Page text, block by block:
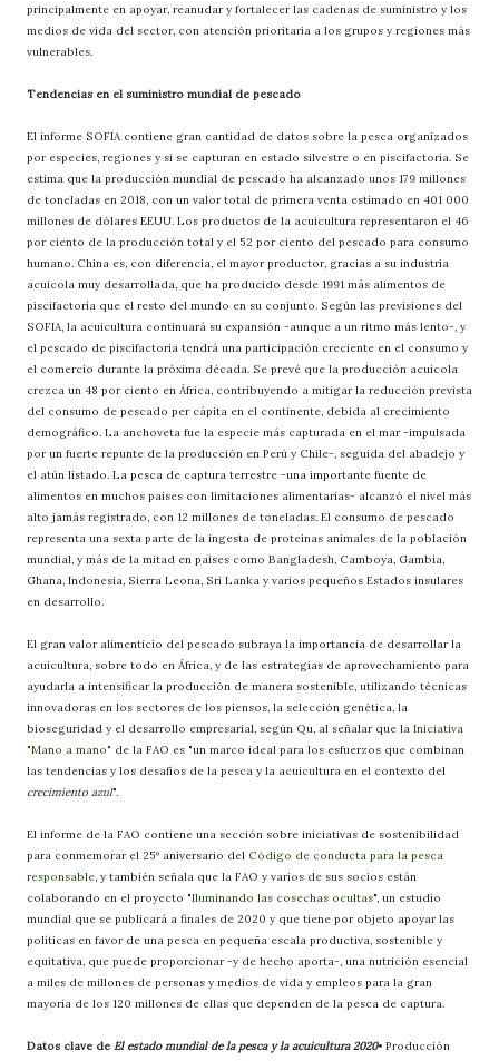
principalmente en apoyar, reanudar y fortalecer las cadenas de suministro y los
medios de vida del sector, con atención prioritaria a los grupos y regiones más
vulnerables.
Tendencias en el suministro mundial de pescado
El informe SOFIA contiene gran cantidad de datos sobre la pesca organizados
por especies, regiones y si se capturan en estado silvestre o en piscifactoría. Se
estima que la producción mundial de pescado ha alcanzado unos 179 millones
de toneladas en 2018, con un valor total de primera venta estimado en 401 000
millones de dólares EEUU. Los productos de la acuicultura representaron el 46
por ciento de la producción total y el 52 por ciento del pescado para consumo
humano. China es, con diferencia, el mayor productor, gracias a su industria
acuícola muy desarrollada, que ha producido desde 1991 más alimentos de
piscifactoría que el resto del mundo en su conjunto. Según las previsiones del
SOFIA, la acuicultura continuará su expansión -aunque a un ritmo más lento-, y
el pescado de piscifactoría tendrá una participación creciente en el consumo y
el comercio durante la próxima década. Se prevé que la producción acuícola
crezca un 48 por ciento en África, contribuyendo a mitigar la reducción prevista
del consumo de pescado per cápita en el continente, debida al crecimiento
demográfico. La anchoveta fue la especie más capturada en el mar -impulsada
por un fuerte repunte de la producción en Perú y Chile-, seguida del abadejo y
el atún listado. La pesca de captura terrestre -una importante fuente de
alimentos en muchos países con limitaciones alimentarias- alcanzó el nivel más
alto jamás registrado, con 12 millones de toneladas. El consumo de pescado
representa una sexta parte de la ingesta de proteínas animales de la población
mundial, y más de la mitad en países como Bangladesh, Camboya, Gambia,
Ghana, Indonesia, Sierra Leona, Sri Lanka y varios pequeños Estados insulares
en desarrollo.
El gran valor alimenticio del pescado subraya la importancia de desarrollar la
acuicultura, sobre todo en África, y de las estrategias de aprovechamiento para
ayudarla a intensificar la producción de manera sostenible, utilizando técnicas
innovadoras en los sectores de los piensos, la selección genética, la
bioseguridad y el desarrollo empresarial, según Qu, al señalar que la Iniciativa
"Mano a mano" de la FAO es "un marco ideal para los esfuerzos que combinan
las tendencias y los desafíos de la pesca y la acuicultura en el contexto del
crecimiento azul".
El informe de la FAO contiene una sección sobre iniciativas de sostenibilidad
para conmemorar el 25º aniversario del Código de conducta para la pesca
responsable , y también señala que la FAO y varios de sus socios están
colaborando en el proyecto "Iluminando las cosechas ocultas", un estudio
mundial que se publicará a finales de 2020 y que tiene por objeto apoyar las
políticas en favor de una pesca en pequeña escala productiva, sostenible y
equitativa, que puede proporcionar -y de hecho aporta-, una nutrición esencial
a miles de millones de personas y medios de vida y empleos para la gran
mayoría de los 120 millones de ellas que dependen de la pesca de captura.
Datos clave de El estado mundial de la pesca y la acuicultura 2020• Producción